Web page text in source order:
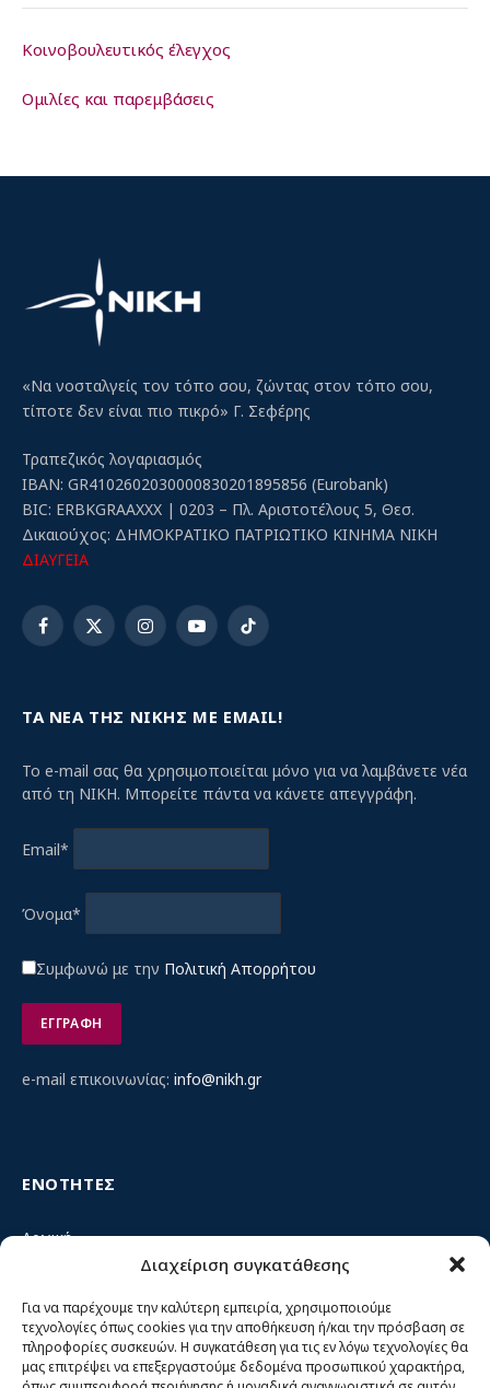
Διαχείριση συγκατάθεσης
Για να παρέχουμε την καλύτερη εμπειρία, χρησιμοποιούμε
τεχνολογίες όπως cookies για την αποθήκευση ή/και την πρόσβαση σε
πληροφορίες συσκευών. Η συγκατάθεση για τις εν λόγω τεχνολογίες θα
μας επιτρέψει να επεξεργαστούμε δεδομένα προσωπικού χαρακτήρα,
Κοινοβουλευτικός έλεγχος
Ομιλίες και παρεμβάσεις
«Να νοσταλγείς τον τόπο σου, ζώντας στον τόπο σου,
τίποτε δεν είναι πιο πικρό» Γ. Σεφέρης
Τραπεζικός λογαριασμός
IBAN: GR4102602030000830201895856 (Eurobank)
BIC: ERBKGRAAXXX | 0203 – Πλ. Αριστοτέλους 5, Θεσ.
Δικαιούχος: ΔΗΜΟΚΡΑΤΙΚΟ ΠΑΤΡΙΩΤΙΚΟ ΚΙΝΗΜΑ ΝΙΚΗ
ΔΙΑΥΓΕΙΑ
Facebook
X
InstagramYouTubeTikTok
ΤΑ ΝΕΑ ΤΗΣ ΝΙΚΗΣ ΜΕ EMAIL!
Το e-mail σας θα χρησιμοποιείται μόνο για να λαμβάνετε νέα
από τη ΝΙΚΗ. Μπορείτε πάντα να κάνετε απεγγράφη.
Email*
Όνομα*
Συμφωνώ με την Πολιτική Απορρήτου
e-mail επικοινωνίας: info@nikh.gr
ΕΝΟΤΗΤΕΣ
Αρχική
Κίνημα ΝΙΚΗ – Ποιοι είμαστε, αρχές & δράση
Θέσεις
Πρόσωπα
Όργανα και ομάδες